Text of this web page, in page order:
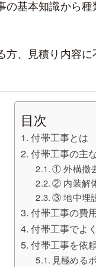
の基本知識から
方、見積り内容
目次
付帯工事とは
付帯工事の主
① 外構撤
② 内装解
③ 地中埋
付帯工事の費
付帯工事でよ
付帯工事を依
見極める